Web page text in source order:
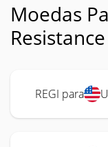
Moedas
REGI para